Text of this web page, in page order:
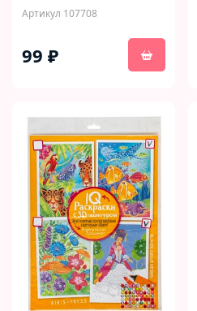
Артикул 107708
99 ₽